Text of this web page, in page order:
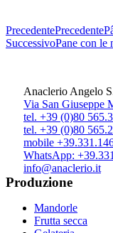
PrecedentePrecedente
SuccessivoPane con le
Anaclerio Angelo
Via San Giuseppe
tel. +39 (0)80
tel. +39 (0)80
mobile
WhatsApp:
info@anaclerio.it
Produzione
Mandorle
Frutta secca